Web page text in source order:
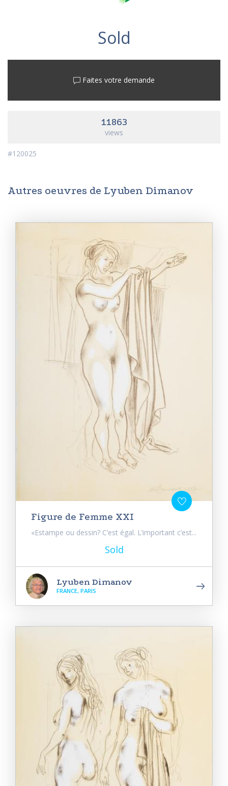
Sold
Faites votre demande
11863
views
#120025
Autres oeuvres de Lyuben Dimanov
Figure de Femme XXI
«Estampe ou dessin? C’est égal. L’important c’est...
Sold
Lyuben Dimanov
FRANCE, PARIS